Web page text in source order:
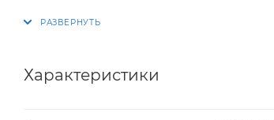
Характеристики